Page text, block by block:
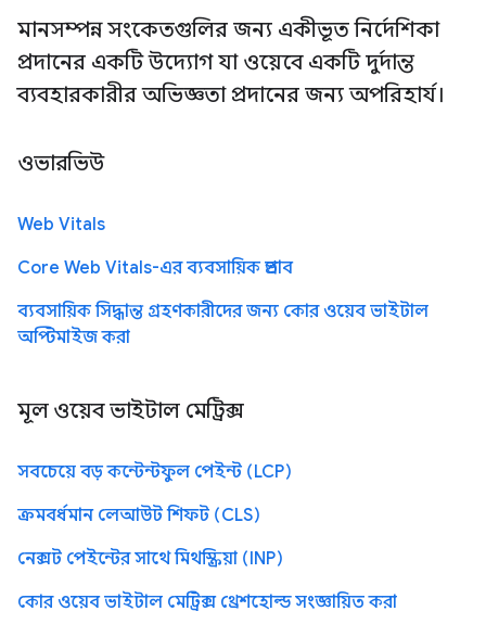
মানসম্পন্ন সংকেতগুলির জন্য একীভূত নির্দেশিকা
প্রদানের একটি উদ্যোগ যা ওয়েবে একটি দুর্দান্ত
ব্যবহারকারীর অভিজ্ঞতা প্রদানের জন্য অপরিহার্য।
ওভারভিউ
Web Vitals
Core Web Vitals-এর ব্যবসায়িক প্রভাব
ব্যবসায়িক সিদ্ধান্ত গ্রহণকারীদের জন্য কোর ওয়েব ভাইটাল
অপ্টিমাইজ করা
মূল ওয়েব ভাইটাল মেট্রিক্স
সবচেয়ে বড় কন্টেন্টফুল পেইন্ট (LCP)
ক্রমবর্ধমান লেআউট শিফট (CLS)
নেক্সট পেইন্টের সাথে মিথস্ক্রিয়া (INP)
কোর ওয়েব ভাইটাল মেট্রিক্স থ্রেশহোল্ড সংজ্ঞায়িত করা